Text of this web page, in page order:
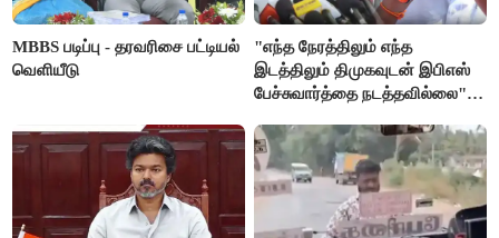
MBBS படிப்பு - தரவரிசை பட்டியல்
வெளியீடு
"எந்த நேரத்திலும் எந்த
இடத்திலும் திமுகவுடன் இபிஎஸ்
பேச்சுவார்த்தை நடத்தவில்லை" -